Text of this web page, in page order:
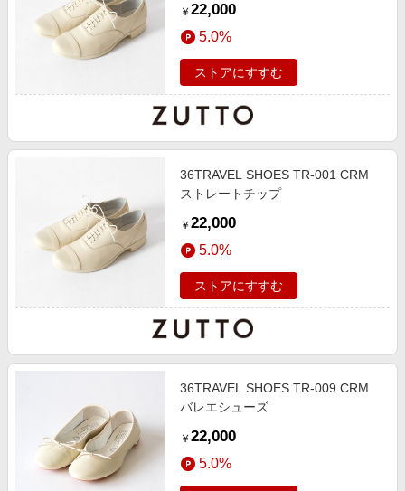
￥ 22,000
5.0%
ストアにすすむ
36TRAVEL SHOES TR-001 CRM
ストレートチップ
￥ 22,000
5.0%
ストアにすすむ
36TRAVEL SHOES TR-009 CRM
バレエシューズ
￥ 22,000
5.0%